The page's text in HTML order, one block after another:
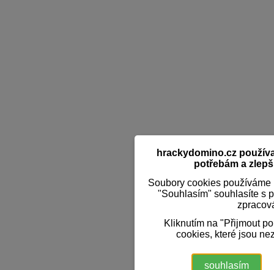
hrackydomino.cz
potřebám a
Soubory cookies
"Souhlasím" souhlasíte s
Kliknutím na "Přijmout
cookies, které jsou
souhlasím